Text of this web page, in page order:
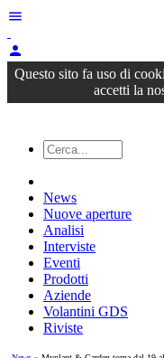
menu
person
Questo sito fa uso di
accetti la
News
Nuove aperture
Analisi
Interviste
Eventi
Prodotti
Aziende
Volantini GDS
Riviste